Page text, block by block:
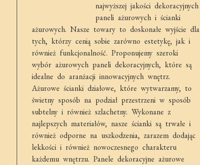
najwyższej jakości dekoracyjnych
paneli ażurowych i ścianki
ażurowych. Nasze towary to doskonałe wyjście dla
tych, którzy cenią sobie zarówno estetykę, jak i
również funkcjonalność. Proponujemy szeroki
wybór ażurowych paneli dekoracyjnych, które są
idealne do aranżacji innowacyjnych wnętrz.
Ażurowe ścianki działowe, które wytwarzamy, to
świetny sposób na podział przestrzeni w sposób
subtelny i również szlachetny. Wykonane z
najlepszych materiałów, nasze ścianki są trwałe i
również odporne na uszkodzenia, zarazem dodając
lekkości i również nowoczesnego charakteru
każdemu wnętrzu. Panele dekoracyjne ażurowe